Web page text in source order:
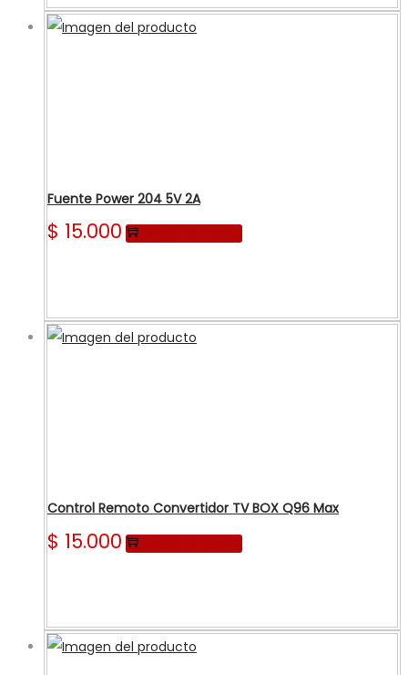
Fuente Power 204 5V 2A
$ 15.000
Control Remoto Convertidor TV BOX Q96 Max
$ 15.000